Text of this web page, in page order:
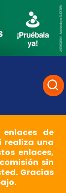
de
realiza una
enlaces,
sin
Gracias